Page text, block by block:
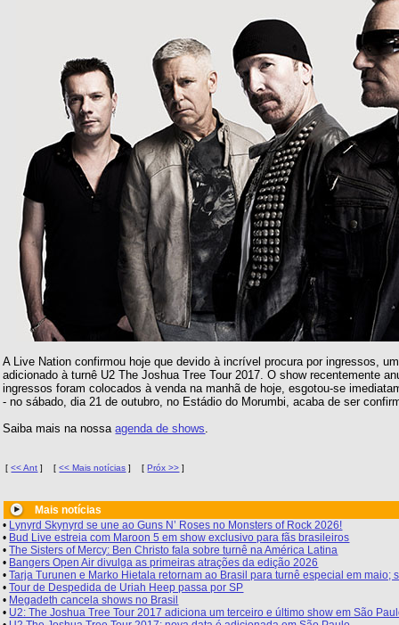
A Live Nation confirmou hoje que devido à incrível procura por ingressos,
adicionado à turnê U2 The Joshua Tree Tour 2017. O show recentemente
ingressos foram colocados à venda na manhã de hoje, esgotou-se
- no sábado, dia 21 de outubro, no Estádio do Morumbi, acaba de ser
Saiba mais na nossaagenda de shows.
[<< Ant ] [<< Mais notícias ] [Próx >> ]
Mais notícias
• Lynyrd Skynyrd se une ao Guns N’ Roses no Monsters of Rock 2026!
• Bud Live estreia com Maroon 5 em show exclusivo para fãs brasileiros
•The Sisters of Mercy: Ben Christo fala sobre turnê na América Latina
• Bangers Open Air divulga as primeiras atrações da edição 2026
•Tarja Turunen e Marko Hietala retornam ao Brasil para turnê especial em maio;
•Tour de Despedida de Uriah Heep passa por SP
• Megadeth cancela shows no Brasil
• U2: The Joshua Tree Tour 2017 adiciona um terceiro e último show em São